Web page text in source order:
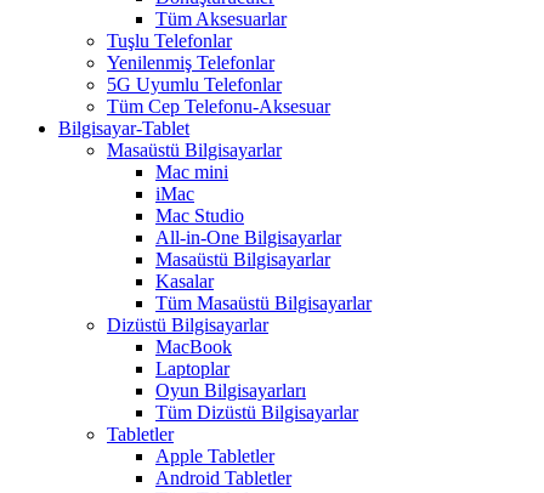
Tüm Aksesuarlar
Tuşlu Telefonlar
Yenilenmiş Telefonlar
5G Uyumlu Telefonlar
Tüm Cep Telefonu-Aksesuar
Bilgisayar-Tablet
Masaüstü Bilgisayarlar
Mac mini
iMac
Mac Studio
All-in-One Bilgisayarlar
Masaüstü Bilgisayarlar
Kasalar
Tüm Masaüstü Bilgisayarlar
Dizüstü Bilgisayarlar
MacBook
Laptoplar
Oyun Bilgisayarları
Tüm Dizüstü Bilgisayarlar
Tabletler
Apple Tabletler
Android Tabletler